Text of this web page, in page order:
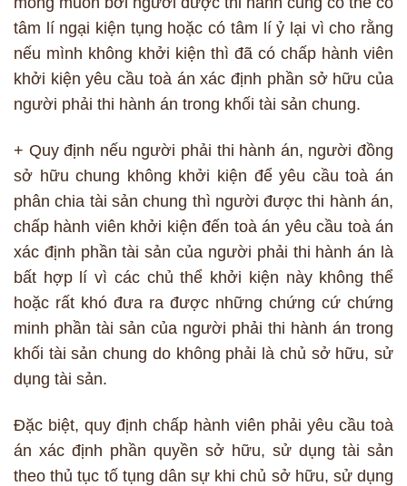
tâm lí ngại kiện tụng hoặc có tâm lí ỷ lại vì cho rằng
nếu mình không khởi kiện thì đã có chấp hành viên
khởi kiện yêu cầu toà án xác định phần sở hữu của
người phải thi hành án trong khối tài sản chung.
+ Quy định nếu người phải thi hành án, người đồng
sở hữu chung không khởi kiện để yêu cầu toà án
phân chia tài sản chung thì người được thi hành án,
chấp hành viên khởi kiện đến toà án yêu cầu toà án
xác định phần tài sản của người phải thi hành án là
bất hợp lí vì các chủ thể khởi kiện này không thể
hoặc rất khó đưa ra được những chứng cứ chứng
minh phần tài sản của người phải thi hành án trong
khối tài sản chung do không phải là chủ sở hữu, sử
dụng tài sản.
Đặc biệt, quy định chấp hành viên phải yêu cầu toà
án xác định phần quyền sở hữu, sử dụng tài sản
theo thủ tục tố tụng dân sự khi chủ sở hữu, sử dụng